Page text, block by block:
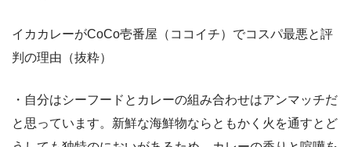
イカカレーがCoCo壱番屋（ココイチ）でコスパ最悪と評
判の理由（抜粋）
・自分はシーフードとカレーの組み合わせはアンマッチだ
と思っています。新鮮な海鮮物ならともかく火を通すとど